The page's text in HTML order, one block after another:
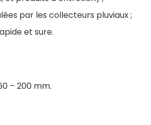
par les collecteurs pluviaux ;
et sure.
– 200 mm.